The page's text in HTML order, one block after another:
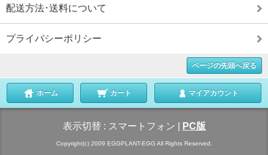
配送方法･送料について
プライバシーポリシー
ページの先頭へ戻る
ホーム カート マイアカウント
表示切替 : スマートフォン PC版
Copyright(c) 2009 EGGPLANT-EGG All Rights Reserved.